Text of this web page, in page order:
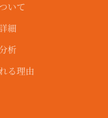
いて
細
析
る理由